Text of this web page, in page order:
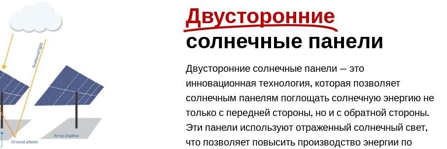
Двусторонние
солнечные панели
Двусторонние солнечные панели — это
инновационная технология, которая позволяет
солнечным панелям поглощать солнечную энергию не
только с передней стороны, но и с обратной стороны.
Эти панели используют отраженный солнечный свет,
что позволяет повысить производство энергии по